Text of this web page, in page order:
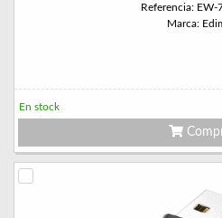
Referencia: EW-
Marca:
En stock